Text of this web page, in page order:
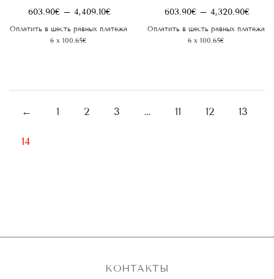
603.90€ – 4,409.10€Диапазон
Оплатить в шесть равных платежа
6 x 100.65€
603.90€ – 4,320.90€
Оплатить в шесть равных платежа
6 x 100.65€
← 1 2 3 … 11 12 13
14
КОНТАКТЫ